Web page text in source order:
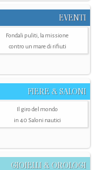
EVENTI
Fondali puliti, la missione
contro un mare di rifiuti
FIERE & SALONI
Il giro del mondo
in 40 Saloni nautici
GIOIELLI & OROLOGI